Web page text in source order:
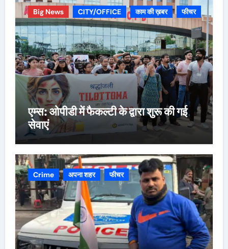
Big News CITY/OFFICE काम की ख़बर फीचर
एम्स: ओपीडी में फैकल्टी के द्वारा शुरू की गई
सेवाएं
Crime अपना शहर फीचर